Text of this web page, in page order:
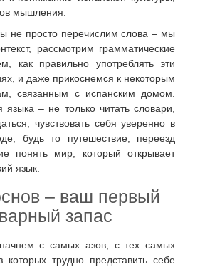
мышления.
не просто перечислим слова – мы
рассмотрим грамматические
как правильно употреблять эти
и даже прикоснемся к некоторым
связанным с испанским домом.
языка – не только читать словари,
чувствовать себя уверенно в
будь то путешествие, переезд
понять мир, который открывает
язык.
– ваш первый
запас
с самых азов, с тех самых
которых трудно представить себе